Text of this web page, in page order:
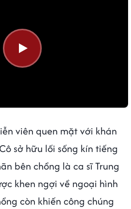
viên quen mặt với khán
sở hữu lối sống kín tiếng
bên chồng là ca sĩ Trung
khen ngợi về ngoại hình
còn khiến công chúng